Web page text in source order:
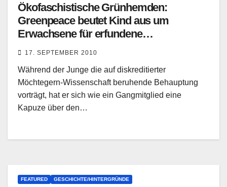
Ökofaschistische Grünhemden:
Greenpeace beutet Kind aus um
Erwachsene für erfundene
Erderwärmung verantwortlich zu
17. SEPTEMBER 2010
Während der Junge die auf diskreditierter
Möchtegern-Wissenschaft beruhende Behauptung
vorträgt, hat er sich wie ein Gangmitglied eine
Kapuze über den…
FEATURED GESCHICHTE/HINTERGRÜNDE